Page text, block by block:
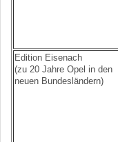
Edition Eisenach
(zu 20 Jahre Opel in den
neuen Bundesländern)